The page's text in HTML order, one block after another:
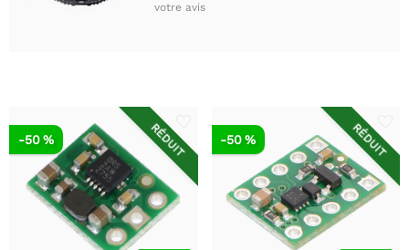
votre avis
RÉDUIT
-50 % RÉDUIT
-50 %